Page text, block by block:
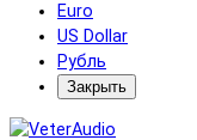
Euro
US Dollar
Рубль
Закрыть